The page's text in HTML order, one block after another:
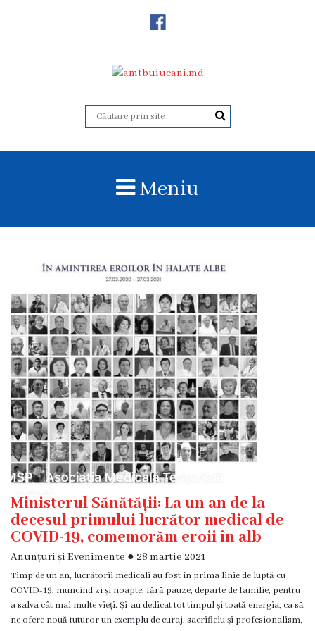
Acreditare
administrativă
Subdiviziuni
Consultativ
Diagnostic
Secția
Medicină
de
Familie
1
Secția
Medicină
de
Familie
2
Centrul
Sănătății
Femeii
AMT
Buiucani
Meniu
Ministerul Sănătății: La un an de la
decesul primului lucrător medical de
COVID-19, comemorăm eroii în alb
Anunțuri și Evenimente ● 28 martie 2021
Timp de un an, lucrătorii medicali au fost în prima linie de luptă cu
COVID-19, muncind zi și noapte, fără pauze, departe de familie, pentru
a salva cât mai multe vieți. Și-au dedicat tot timpul și toată energia, ca să
ne ofere nouă tuturor un exemplu de curaj, sacrificiu și profesionalism,